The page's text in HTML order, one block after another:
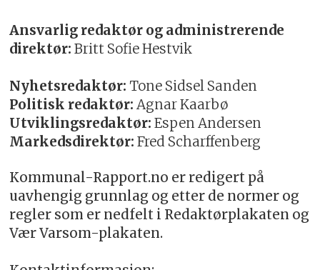
Ansvarlig redaktør og administrerende
direktør: Britt Sofie Hestvik
Nyhetsredaktør: Tone Sidsel Sanden
Politisk redaktør: Agnar Kaarbø
Utviklingsredaktør: Espen Andersen
Markedsdirektør: Fred Scharffenberg
Kommunal-Rapport.no er redigert på
uavhengig grunnlag og etter de normer og
regler som er nedfelt i Redaktørplakaten og
Vær Varsom-plakaten.